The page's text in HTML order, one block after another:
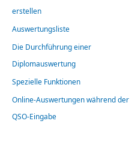
erstellen
Auswertungsliste
Die Durchführung einer
Diplomauswertung
Spezielle Funktionen
Online-Auswertungen während der
QSO-Eingabe